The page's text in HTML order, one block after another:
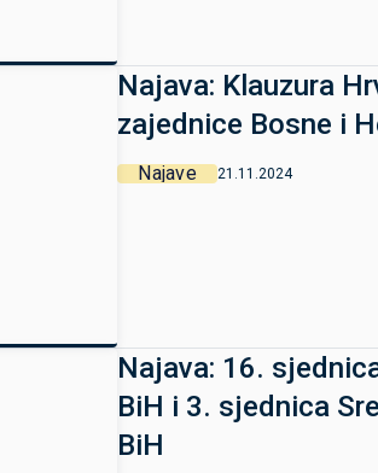
Najava: Klauzura
zajednice Bosne i
Najave 21.11.2024
Najava: 16.
BiH i 3. sjednica
BiH